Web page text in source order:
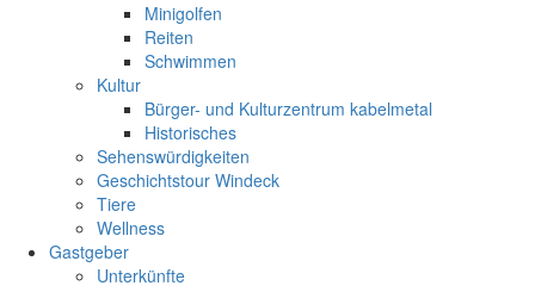
Minigolfen
Reiten
Schwimmen
Kultur
Bürger- und Kulturzentrum kabelmetal
Historisches
Sehenswürdigkeiten
Geschichtstour Windeck
Tiere
Wellness
Gastgeber
Unterkünfte